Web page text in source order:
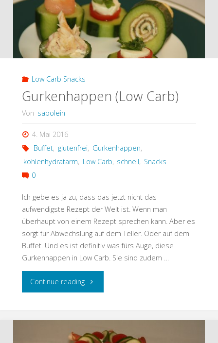
Low Carb Snacks
Gurkenhappen (Low Carb)
Von sabolein
4. Mai 2016
Buffet, glutenfrei, Gurkenhappen,
kohlenhydratarm, Low Carb, schnell, Snacks
0
Ich gebe es ja zu, dass das jetzt nicht das
aufwendigste Rezept der Welt ist. Wenn man
überhaupt von einem Rezept sprechen kann. Aber es
sorgt für Abwechslung auf dem Teller. Oder auf dem
Buffet. Und es ist definitiv was fürs Auge, diese
Gurkenhappen in Low Carb. Sie sind zudem …
Continue reading"Gurkenhappen
Carb)"